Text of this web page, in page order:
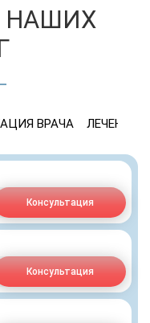
НАШИХ
ВРАЧА ЛЕЧЕНИЕ
Консультация
Консультация